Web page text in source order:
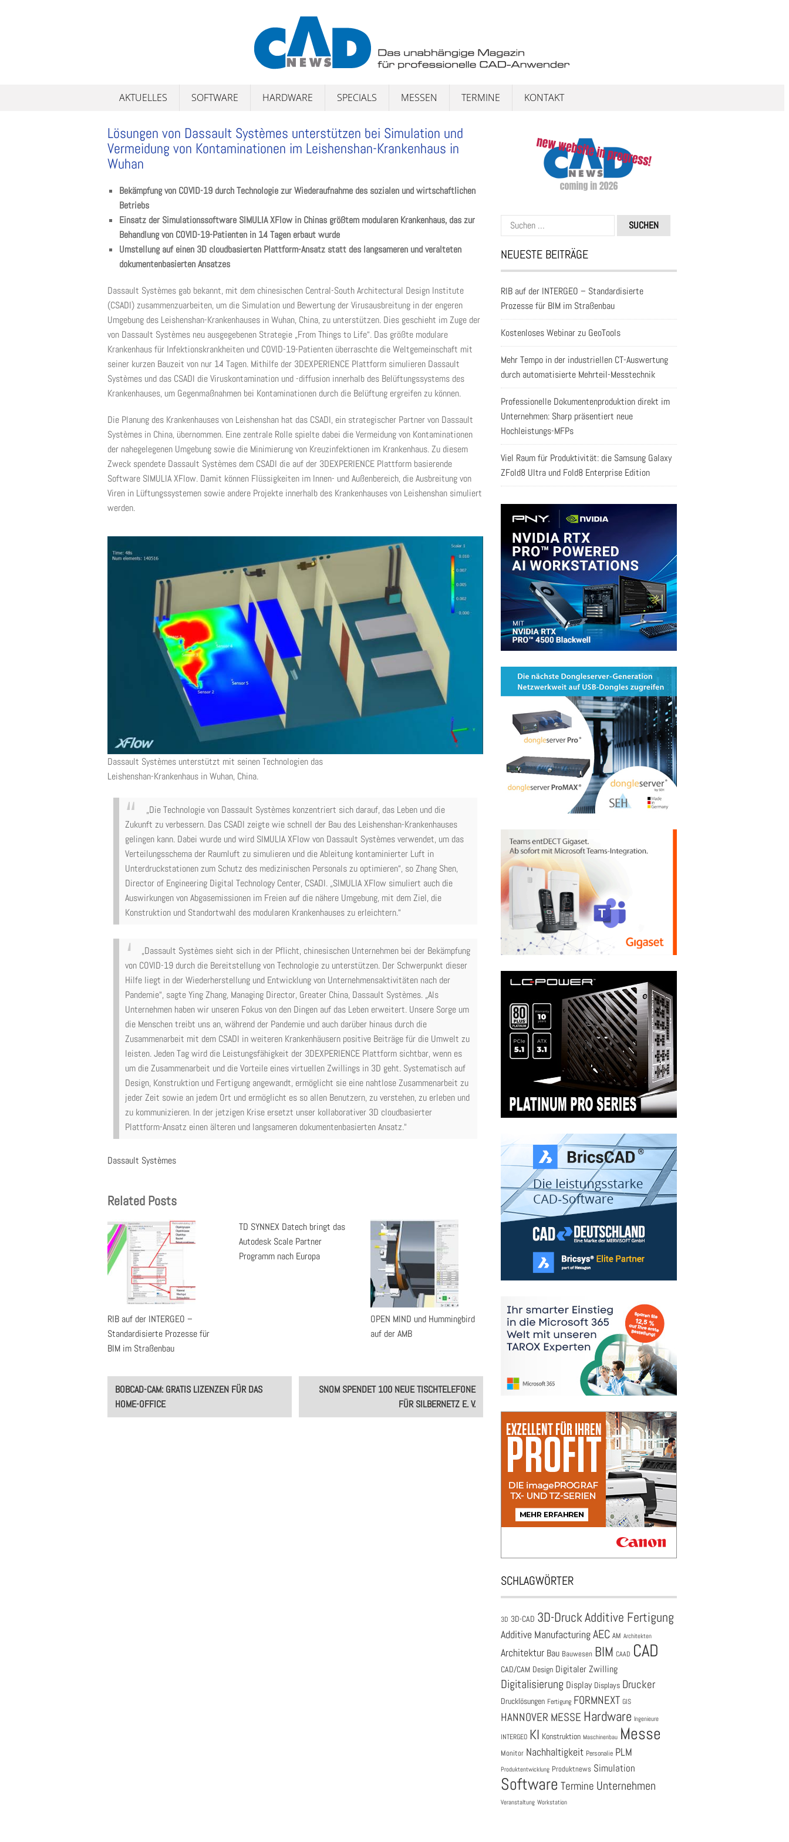
AKTUELLES SOFTWARE HARDWARE SPECIALS MESSEN TERMINE KONTAKT
Lösungen von Dassault Systèmes unterstützen bei Simulation und
Vermeidung von Kontaminationen im Leishenshan-Krankenhaus in
Wuhan
Bekämpfung von COVID-19 durch Technologie zur Wiederaufnahme des sozialen und wirtschaftlichen
Betriebs
Einsatz der Simulationssoftware SIMULIA XFlow in Chinas größtem modularen Krankenhaus, das zur
Behandlung von COVID-19-Patienten in 14 Tagen erbaut wurde
Umstellung auf einen 3D cloudbasierten Plattform-Ansatz statt des langsameren und veralteten
dokumentenbasierten Ansatzes
Dassault Systèmes gab bekannt, mit dem chinesischen Central-South Architectural Design Institute
(CSADI) zusammenzuarbeiten, um die Simulation und Bewertung der Virusausbreitung in der engeren
Umgebung des Leishenshan-Krankenhauses in Wuhan, China, zu unterstützen. Dies geschieht im Zuge der
von Dassault Systèmes neu ausgegebenen Strategie „From Things to Life“. Das größte modulare
Krankenhaus für Infektionskrankheiten und COVID-19-Patienten überraschte die Weltgemeinschaft mit
seiner kurzen Bauzeit von nur 14 Tagen. Mithilfe der 3DEXPERIENCE Plattform simulieren Dassault
Systèmes und das CSADI die Viruskontamination und -diffusion innerhalb des Belüftungssystems des
Krankenhauses, um Gegenmaßnahmen bei Kontaminationen durch die Belüftung ergreifen zu können.
Die Planung des Krankenhauses von Leishenshan hat das CSADI, ein strategischer Partner von Dassault
Systèmes in China, übernommen. Eine zentrale Rolle spielte dabei die Vermeidung von Kontaminationen
der nahegelegenen Umgebung sowie die Minimierung von Kreuzinfektionen im Krankenhaus. Zu diesem
Zweck spendete Dassault Systèmes dem CSADI die auf der 3DEXPERIENCE Plattform basierende
Software SIMULIA XFlow. Damit können Flüssigkeiten im Innen- und Außenbereich, die Ausbreitung von
Viren in Lüftungssystemen sowie andere Projekte innerhalb des Krankenhauses von Leishenshan simuliert
werden.
Dassault Systèmes unterstützt mit seinen Technologien das
Leishenshan-Krankenhaus in Wuhan, China.
„Die Technologie von Dassault Systèmes konzentriert sich darauf, das Leben und die
Zukunft zu verbessern. Das CSADI zeigte wie schnell der Bau des Leishenshan-Krankenhauses
gelingen kann. Dabei wurde und wird SIMULIA XFlow von Dassault Systèmes verwendet, um das
Verteilungsschema der Raumluft zu simulieren und die Ableitung kontaminierter Luft in
Unterdruckstationen zum Schutz des medizinischen Personals zu optimieren“, so Zhang Shen,
Director of Engineering Digital Technology Center, CSADI. „SIMULIA XFlow simuliert auch die
Auswirkungen von Abgasemissionen im Freien auf die nähere Umgebung, mit dem Ziel, die
Konstruktion und Standortwahl des modularen Krankenhauses zu erleichtern.“
„Dassault Systèmes sieht sich in der Pflicht, chinesischen Unternehmen bei der Bekämpfung
von COVID-19 durch die Bereitstellung von Technologie zu unterstützen. Der Schwerpunkt dieser
Hilfe liegt in der Wiederherstellung und Entwicklung von Unternehmensaktivitäten nach der
Pandemie“, sagte Ying Zhang, Managing Director, Greater China, Dassault Systèmes. „Als
Unternehmen haben wir unseren Fokus von den Dingen auf das Leben erweitert. Unsere Sorge um
die Menschen treibt uns an, während der Pandemie und auch darüber hinaus durch die
Zusammenarbeit mit dem CSADI in weiteren Krankenhäusern positive Beiträge für die Umwelt zu
leisten. Jeden Tag wird die Leistungsfähigkeit der 3DEXPERIENCE Plattform sichtbar, wenn es
um die Zusammenarbeit und die Vorteile eines virtuellen Zwillings in 3D geht. Systematisch auf
Design, Konstruktion und Fertigung angewandt, ermöglicht sie eine nahtlose Zusammenarbeit zu
jeder Zeit sowie an jedem Ort und ermöglicht es so allen Benutzern, zu verstehen, zu erleben und
zu kommunizieren. In der jetzigen Krise ersetzt unser kollaborativer 3D cloudbasierter
Plattform-Ansatz einen älteren und langsameren dokumentenbasierten Ansatz.“
Dassault Systèmes
Related Posts
RIB auf der INTERGEO –
Standardisierte Prozesse für
BIM im Straßenbau
TD SYNNEX Datech bringt das
Autodesk Scale Partner
Programm nach Europa
OPEN MIND und Hummingbird
auf der AMB
Post
navigation
BOBCAD-CAM: GRATIS LIZENZEN FÜR DAS
HOME-OFFICE
SNOM SPENDET 100 NEUE TISCHTELEFONE
FÜR SILBERNETZ E. V.
Suchen
nach:
NEUESTE BEITRÄGE
RIB auf der INTERGEO – Standardisierte
Prozesse für BIM im Straßenbau
Kostenloses Webinar zu GeoTools
Mehr Tempo in der industriellen CT-Auswertung
durch automatisierte Mehrteil-Messtechnik
Professionelle Dokumentenproduktion direkt im
Unternehmen: Sharp präsentiert neue
Hochleistungs-MFPs
Viel Raum für Produktivität: die Samsung Galaxy
ZFold8 Ultra und Fold8 Enterprise Edition
SCHLAGWÖRTER
3D 3D-CAD 3D-DruckAdditive Fertigung
Additive ManufacturingAEC AM Architekten
Architektur Bau Bauwesen BIM CAAD CAD
CAD/CAM Design Digitaler Zwilling
Digitalisierung Display Displays Drucker
Drucklösungen Fertigung FORMNEXT GIS
HANNOVER MESSE Hardware Ingenieure
INTERGEO KI Konstruktion Maschinenbau Messe
Monitor Nachhaltigkeit Personalie PLM
Produktentwicklung Produktnews Simulation
Software Termine Unternehmen
Veranstaltung Workstation